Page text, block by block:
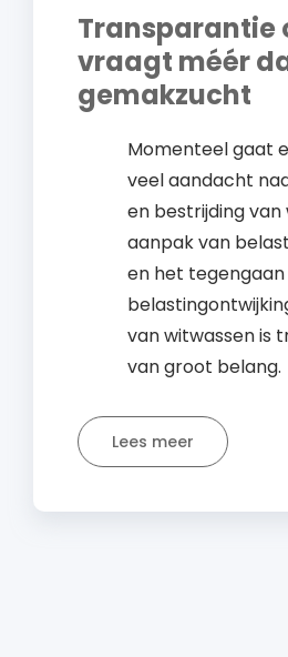
Transparantie
vraagt méér
gemakzucht
Momenteel gaat
veel aandacht
en bestrijding van
aanpak van
en het
van witwassen is
van groot belang.
Lees meer